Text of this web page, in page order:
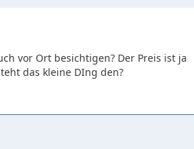
vor Ort besichtigen? Der Preis ist ja
das kleine DIng den?